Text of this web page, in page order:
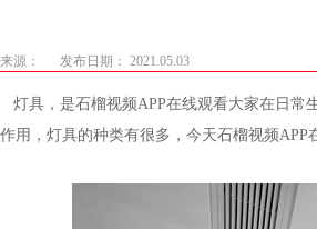
来源： 发布日期： 2021.05.03
灯具，是石榴视频APP在线观看大家在日
作用，灯具的种类有很多，今天石榴视频